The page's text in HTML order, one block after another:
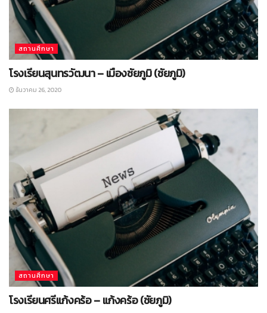
สถานศึกษา
โรงเรียนสุนทรวัฒนา – เมืองชัยภูมิ (ชัยภูมิ)
ธันวาคม 26, 2020
สถานศึกษา
โรงเรียนศรีแก้งคร้อ – แก้งคร้อ (ชัยภูมิ)